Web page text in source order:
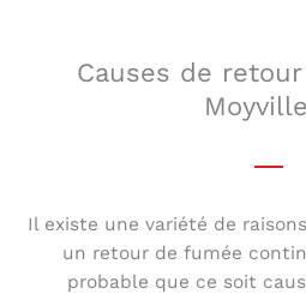
Causes de
Il existe une variété de
un retour de fumée
probable que ce soit